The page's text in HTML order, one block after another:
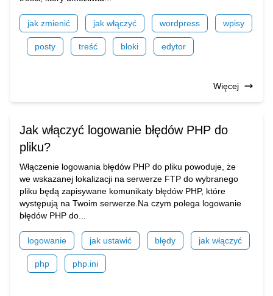
jak zmienić jak włączyć wordpress wpisy
posty treść bloki edytor
Więcej
Jak włączyć logowanie błędów PHP do
pliku?
Włączenie logowania błędów PHP do pliku powoduje, że
we wskazanej lokalizacji na serwerze FTP do wybranego
pliku będą zapisywane komunikaty błędów PHP, które
występują na Twoim serwerze.Na czym polega logowanie
błędów PHP do...
logowanie jak ustawić błędy jak włączyć
php php.ini